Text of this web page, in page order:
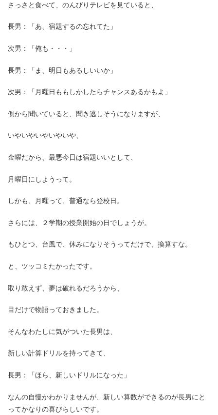
さっさと食べて、のんびりテレビを見ていると、
長男：「あ、宿題するの忘れてた」
次男：「俺も・・・」
長男：「ま、明日もあるしいいか」
次男：「月曜日ももしかしたらチャンスあるかもよ」
側から聞いていると、聞き逃しそうになりますが、
いやいやいやいやいや、
金曜だから、最悪今日は宿題いいとして、
月曜日にしようって。
しかも、月曜って、普通なら登校日。
さらには、２学期の授業開始の日でしょうが。
もひとつ、台風で、休みになりそうってだけで、換算すな。
と、ツッコミたかったです。
取り敢えず、夢は破れるだろうから、
目だけで物語っておきました。
そんなわたしに気がついた長男は、
新しい計算ドリルを持ってきて、
長男：「ほら、新しいドリルになった」
なんの自慢かわかりませんが、新しい算数ができるのが長男にと
ってかなりの喜びらしいです。